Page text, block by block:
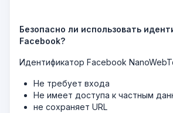
Безопасно ли использовать
Facebook?
Идентификатор Facebook
Не требует входа
Не имеет доступа к частным
не сохраняет URL